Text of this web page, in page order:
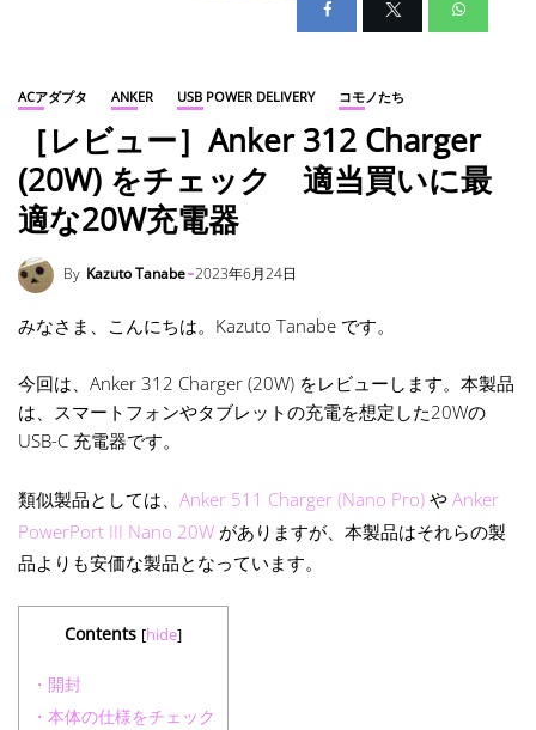
ACアダプタ ANKER USB POWER DELIVERY コモノたち
［レビュー］Anker 312 Charger
(20W) をチェック 適当買いに最
適な20W充電器
By Kazuto Tanabe 2023年6月24日
みなさま、こんにちは。Kazuto Tanabe です。
今回は、Anker 312 Charger (20W) をレビューします。本製品
は、スマートフォンやタブレットの充電を想定した20Wの
USB-C 充電器です。
類似製品としては、 Anker 511 Charger (Nano Pro) や Anker
PowerPort III Nano 20W がありますが、本製品はそれらの製
品よりも安価な製品となっています。
Contents [hide]
・開封
・本体の仕様をチェック